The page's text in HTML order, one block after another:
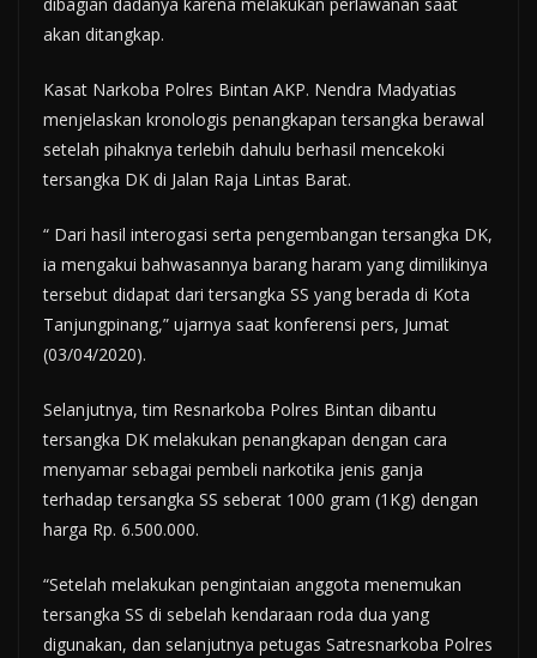
akan ditangkap.
Kasat Narkoba Polres Bintan AKP. Nendra Madyatias
menjelaskan kronologis penangkapan tersangka berawal
setelah pihaknya terlebih dahulu berhasil mencekoki
tersangka DK di Jalan Raja Lintas Barat.
“ Dari hasil interogasi serta pengembangan tersangka DK,
ia mengakui bahwasannya barang haram yang dimilikinya
tersebut didapat dari tersangka SS yang berada di Kota
Tanjungpinang,” ujarnya saat konferensi pers, Jumat
(03/04/2020).
Selanjutnya, tim Resnarkoba Polres Bintan dibantu
tersangka DK melakukan penangkapan dengan cara
menyamar sebagai pembeli narkotika jenis ganja
terhadap tersangka SS seberat 1000 gram (1Kg) dengan
harga Rp. 6.500.000.
“Setelah melakukan pengintaian anggota menemukan
tersangka SS di sebelah kendaraan roda dua yang
digunakan, dan selanjutnya petugas Satresnarkoba Polres